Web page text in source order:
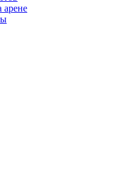
арене